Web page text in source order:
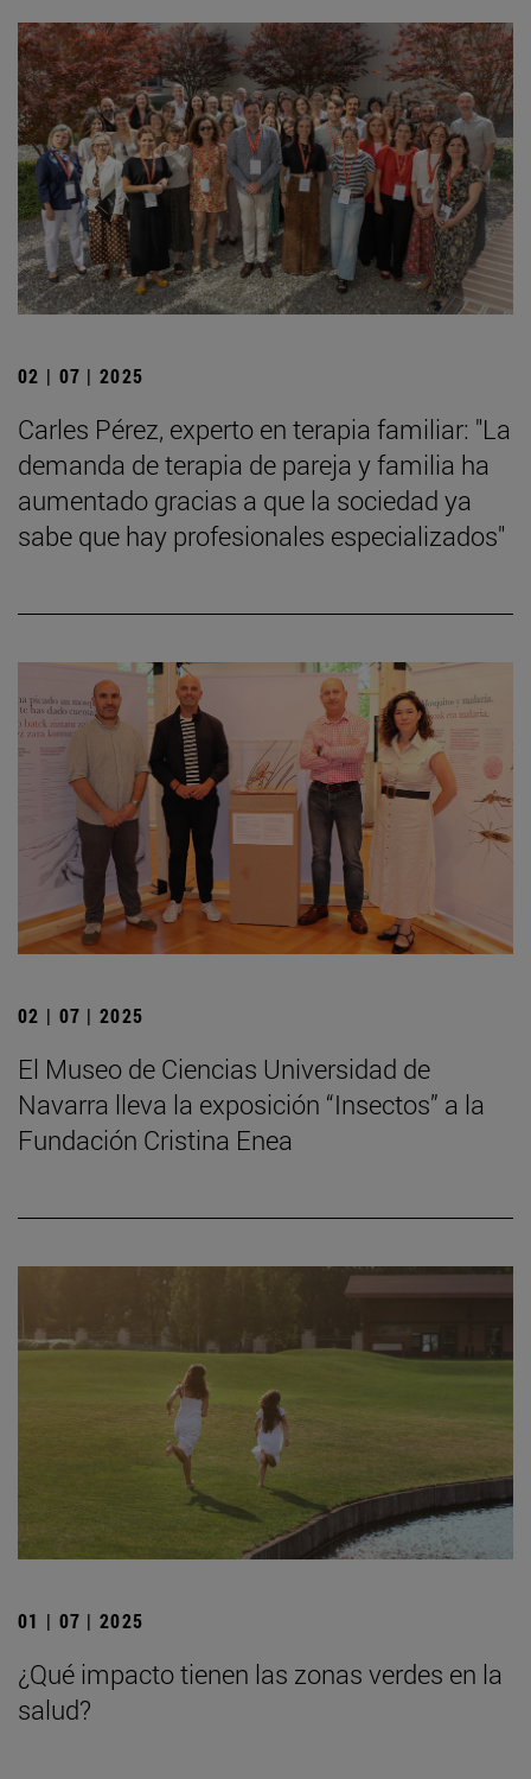
02 | 07 | 2025
Carles Pérez, experto en terapia familiar: "La
demanda de terapia de pareja y familia ha
aumentado gracias a que la sociedad ya
sabe que hay profesionales especializados"
02 | 07 | 2025
El Museo de Ciencias Universidad de
Navarra lleva la exposición “Insectos” a la
Fundación Cristina Enea
01 | 07 | 2025
¿Qué impacto tienen las zonas verdes en la
salud?